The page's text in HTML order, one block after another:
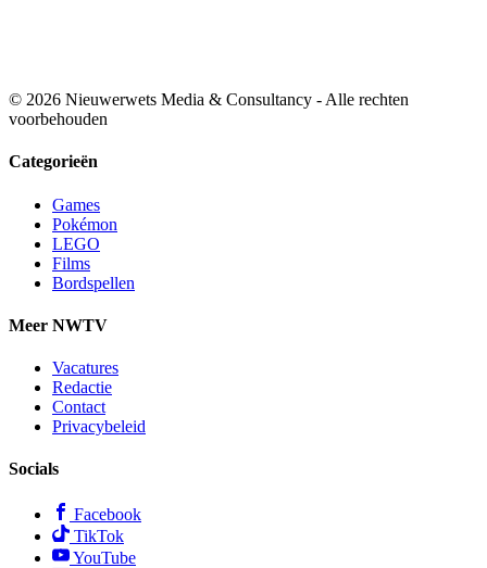
© 2026 Nieuwerwets Media & Consultancy - Alle rechten
voorbehouden
Categorieën
Games
Pokémon
LEGO
Films
Bordspellen
Meer NWTV
Vacatures
Redactie
Contact
Privacybeleid
Socials
Facebook
TikTok
YouTube